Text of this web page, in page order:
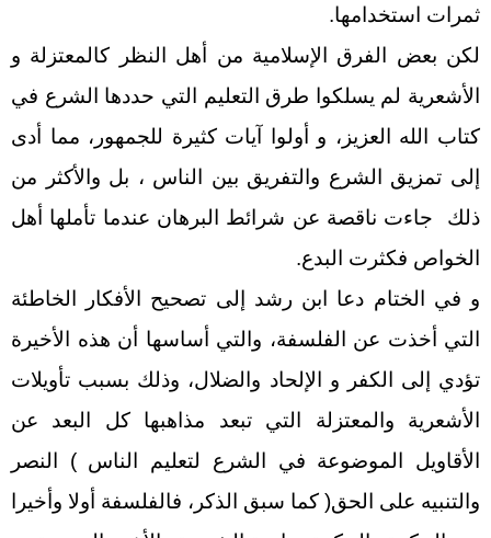
ثمرات استخدامها.
لكن بعض الفرق الإسلامية من أهل النظر كالمعتزلة و
الأشعرية لم يسلكوا طرق التعليم التي حددها الشرع في
كتاب الله العزيز، و أولوا آيات كثيرة للجمهور، مما أدى
إلى تمزيق الشرع والتفريق بين الناس ، بل والأكثر من
ذلك جاءت ناقصة عن شرائط البرهان عندما تأملها أهل
الخواص فكثرت البدع.
و في الختام دعا ابن رشد إلى تصحيح الأفكار الخاطئة
التي أخذت عن الفلسفة، والتي أساسها أن هذه الأخيرة
تؤدي إلى الكفر و الإلحاد والضلال، وذلك بسبب تأويلات
الأشعرية والمعتزلة التي تبعد مذاهبها كل البعد عن
الأقاويل الموضوعة في الشرع لتعليم الناس ) النصر
والتنبيه على الحق( كما سبق الذكر، فالفلسفة أولا وأخيرا